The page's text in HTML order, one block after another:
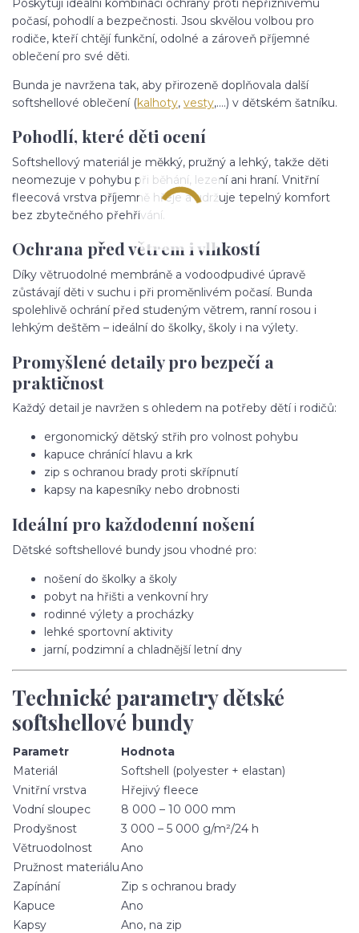
Poskytují ideální kombinaci ochrany proti nepříznivému
počasí, pohodlí a bezpečnosti. Jsou skvělou volbou pro
rodiče, kteří chtějí funkční, odolné a zároveň příjemné
oblečení pro své děti.
Bunda je navržena tak, aby přirozeně doplňovala další
softshellové oblečení (kalhoty, vesty,....) v dětském šatníku.
Pohodlí, které děti ocení
Softshellový materiál je měkký, pružný a lehký, takže děti
neomezuje v pohybu při běhání, lezení ani hraní. Vnitřní
fleecová vrstva příjemně hřeje a udržuje tepelný komfort
bez zbytečného přehřívání.
Ochrana před větrem i vlhkostí
Díky větruodolné membráně a vodoodpudivé úpravě
zůstávají děti v suchu i při proměnlivém počasí. Bunda
spolehlivě ochrání před studeným větrem, ranní rosou i
lehkým deštěm – ideální do školky, školy i na výlety.
Promyšlené detaily pro bezpečí a
praktičnost
Každý detail je navržen s ohledem na potřeby dětí i rodičů:
ergonomický dětský střih pro volnost pohybu
kapuce chránící hlavu a krk
zip s ochranou brady proti skřípnutí
kapsy na kapesníky nebo drobnosti
Ideální pro každodenní nošení
Dětské softshellové bundy jsou vhodné pro:
nošení do školky a školy
pobyt na hřišti a venkovní hry
rodinné výlety a procházky
lehké sportovní aktivity
jarní, podzimní a chladnější letní dny
Technické parametry dětské
softshellové bundy
Parametr
Hodnota
Materiál
Softshell (polyester + elastan)
Vnitřní vrstva
Hřejivý fleece
Vodní sloupec
8 000 – 10 000 mm
Prodyšnost
3 000 – 5 000 g/m²/24 h
Větruodolnost
Ano
Pružnost materiáluAno
Zapínání
Zip s ochranou brady
Kapuce
Ano
Kapsy
Ano, na zip